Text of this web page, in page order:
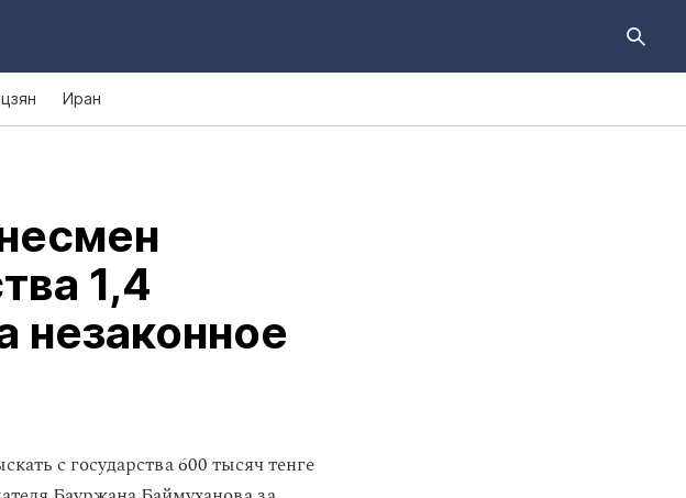
Иран
1,4
незаконное
с государства 600 тысяч тенге